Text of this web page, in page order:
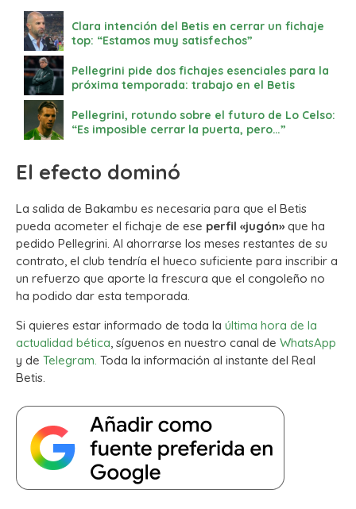
Clara intención del Betis en cerrar un fichaje
top: “Estamos muy satisfechos”
Pellegrini pide dos fichajes esenciales para la
próxima temporada: trabajo en el Betis
Pellegrini, rotundo sobre el futuro de Lo Celso:
“Es imposible cerrar la puerta, pero…”
El efecto dominó
La salida de Bakambu es necesaria para que el Betis
pueda acometer el fichaje de ese perfil «jugón» que ha
pedido Pellegrini. Al ahorrarse los meses restantes de su
contrato, el club tendría el hueco suficiente para inscribir a
un refuerzo que aporte la frescura que el congoleño no
ha podido dar esta temporada.
Si quieres estar informado de toda la última hora de la
actualidad bética , síguenos en nuestro canal de WhatsApp
y de Telegram. Toda la información al instante del Real
Betis.